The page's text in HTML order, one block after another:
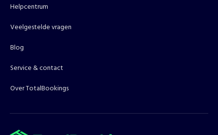
Helpcentrum
Veelgestelde vragen
Blog
Service & contact
Over TotalBookings